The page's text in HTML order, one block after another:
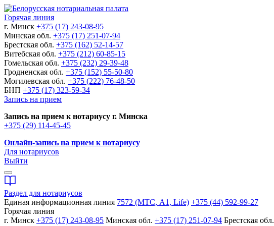
Горячая линия
г. Минск +375 (17) 243-08-95
Минская обл. +375 (17) 251-07-94
Брестская обл. +375 (162) 52-14-57
Витебская обл. +375 (212) 60-85-15
Гомельская обл. +375 (232) 29-39-48
Гродненская обл. +375 (152) 55-50-80
Могилевская обл. +375 (222) 76-48-50
БНП +375 (17) 323-59-34
Запись на прием
Запись на прием к нотариусу г. Минска
+375 (29) 114-45-45
Онлайн-запись на прием к нотариусу
Для нотариусов
Выйти
Раздел для нотариусов
Единая информационная линия 7572 (МТС, A1, Life) +375 (44) 592-99-27
Горячая линия
г. Минск +375 (17) 243-08-95 Минская обл. +375 (17) 251-07-94 Брестская обл.